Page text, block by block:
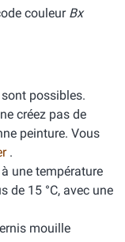
couleur Bx
possibles.
créez pas de
peinture. Vous
.
une température
de 15 °C, avec une
mouille